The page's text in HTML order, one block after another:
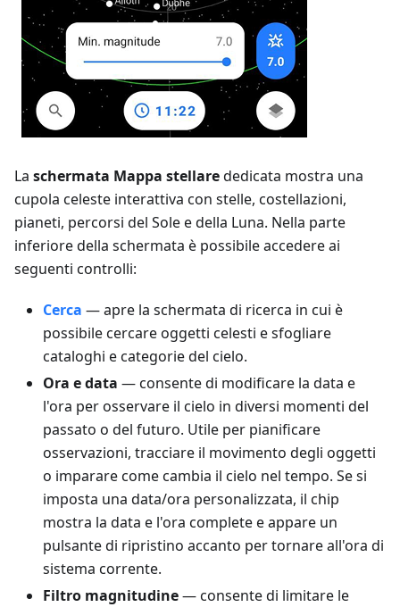
La schermata Mappa stellarededicata mostra una
cupola celeste interattiva con stelle, costellazioni,
pianeti, percorsi del Sole e della Luna. Nella parte
inferiore della schermata è possibile accedere ai
seguenti controlli:
Cerca — apre la schermata di ricerca in cui è
possibile cercare oggetti celesti e sfogliare
cataloghi e categorie del cielo.
Ora e data — consente di modificare la data e
l'ora per osservare il cielo in diversi momenti del
passato o del futuro. Utile per pianificare
osservazioni, tracciare il movimento degli oggetti
o imparare come cambia il cielo nel tempo. Se si
imposta una data/ora personalizzata, il chip
mostra la data e l'ora complete e appare un
pulsante di ripristino accanto per tornare all'ora di
sistema corrente.
Filtro magnitudine— consente di limitare le